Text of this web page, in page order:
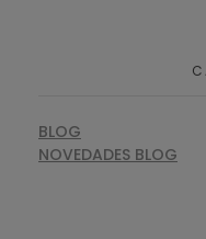
BLOG
NOVEDADES BLOG